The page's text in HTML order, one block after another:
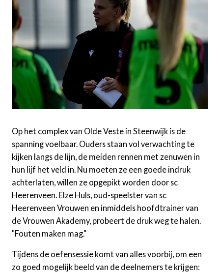
Op het complex van Olde Veste in Steenwijk is de
spanning voelbaar. Ouders staan vol verwachting te
kijken langs de lijn, de meiden rennen met zenuwen in
hun lijf het veld in. Nu moeten ze een goede indruk
achterlaten, willen ze opgepikt worden door sc
Heerenveen. Elze Huls, oud-speelster van sc
Heerenveen Vrouwen en inmiddels hoofdtrainer van
de Vrouwen Akademy, probeert de druk weg te halen.
"Fouten maken mag."
Tijdens de oefensessie komt van alles voorbij, om een
zo goed mogelijk beeld van de deelnemers te krijgen: